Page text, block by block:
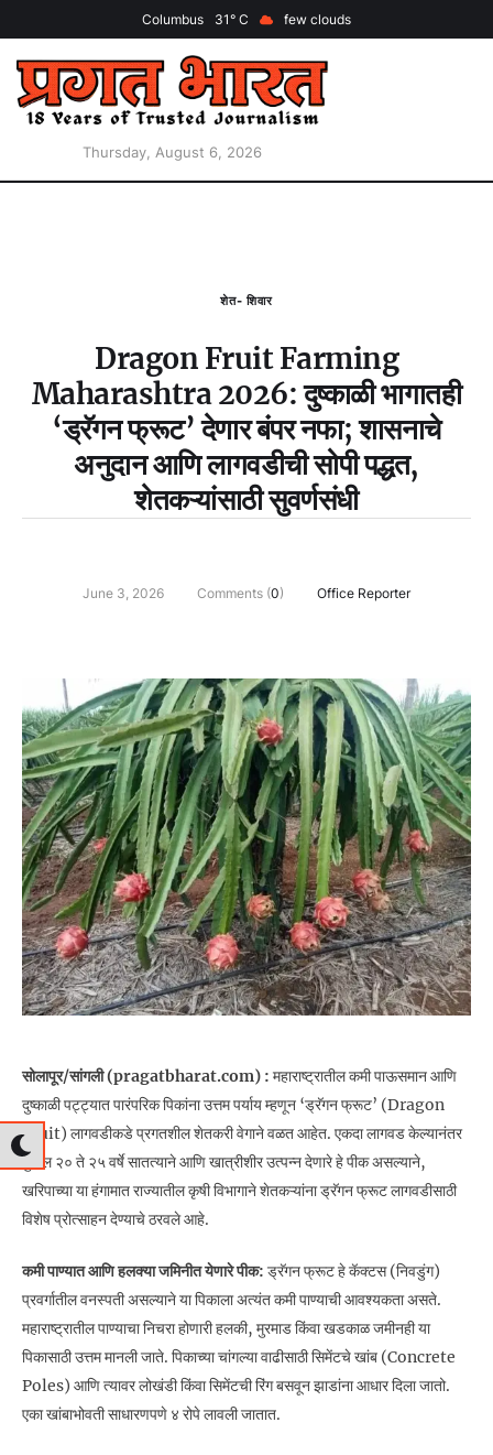
Columbus 31 few clouds
Thursday, August 6, 2026
शेत- शिवार
Dragon Fruit Farming
Maharashtra 2026: दुष्काळी भागातही
‘ड्रॅगन फ्रूट’ देणार बंपर नफा; शासनाचे
अनुदान आणि लागवडीची सोपी पद्धत,
शेतकऱ्यांसाठी सुवर्णसंधी
June 3, 2026 Comments (0) Office Reporter
सोलापूर/सांगली (pragatbharat.com) : महाराष्ट्रातील कमी पाऊसमान आणि
दुष्काळी पट्ट्यात पारंपरिक पिकांना उत्तम पर्याय म्हणून ‘ड्रॅगन फ्रूट’ (Dragon
Fruit) लागवडीकडे प्रगतशील शेतकरी वेगाने वळत आहेत. एकदा लागवड केल्यानंतर
पुढील २० ते २५ वर्षे सातत्याने आणि खात्रीशीर उत्पन्न देणारे हे पीक असल्याने,
खरिपाच्या या हंगामात राज्यातील कृषी विभागाने शेतकऱ्यांना ड्रॅगन फ्रूट लागवडीसाठी
विशेष प्रोत्साहन देण्याचे ठरवले आहे.
कमी पाण्यात आणि हलक्या जमिनीत येणारे पीक: ड्रॅगन फ्रूट हे कॅक्टस (निवडुंग)
प्रवर्गातील वनस्पती असल्याने या पिकाला अत्यंत कमी पाण्याची आवश्यकता असते.
महाराष्ट्रातील पाण्याचा निचरा होणारी हलकी, मुरमाड किंवा खडकाळ जमीनही या
पिकासाठी उत्तम मानली जाते. पिकाच्या चांगल्या वाढीसाठी सिमेंटचे खांब (Concrete
Poles) आणि त्यावर लोखंडी किंवा सिमेंटची रिंग बसवून झाडांना आधार दिला जातो.
एका खांबाभोवती साधारणपणे ४ रोपे लावली जातात.